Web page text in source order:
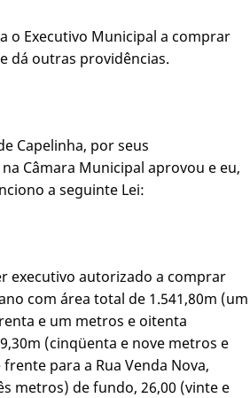
o Executivo Municipal a comprar
dá outras providências.
Capelinha, por seus
Câmara Municipal aprovou e eu,
a seguinte Lei:
executivo autorizado a comprar
com área total de 1.541,80m (um
e um metros e oitenta
(cinqüenta e nove metros e
para a Rua Venda Nova,
metros) de fundo, 26,00 (vinte e